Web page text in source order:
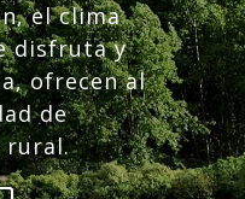
el clima
disfruta y
ofrecen al
de
rural.